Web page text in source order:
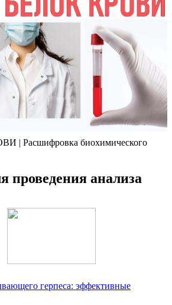
Расшифровка биохимического
проведения анализа
герпеса: эффективные